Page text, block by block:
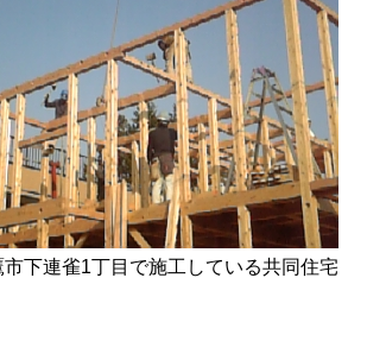
下連雀1丁目で施工している共同住宅